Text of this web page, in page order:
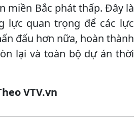
miền Bắc phát thấp. Đây là
lực quan trọng để các lực
đấu hơn nữa, hoàn thành
lại và toàn bộ dự án thời
VTV.vn